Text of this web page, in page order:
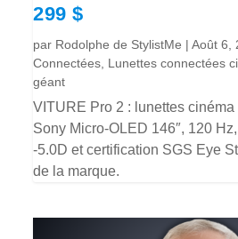
299 $
par Rodolphe de StylistMe |Août 6,
Connectées Lunettes connectées
géant
VITURE Pro 2 : lunettes
Sony Micro-OLED 146″, 120
-5.0D et certification SGS Eye
de la marque.